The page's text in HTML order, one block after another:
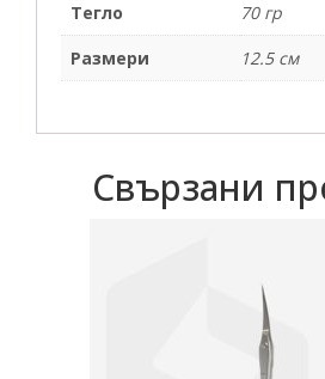
Тегло
70 гр
Размери
12.5 см
Свързани